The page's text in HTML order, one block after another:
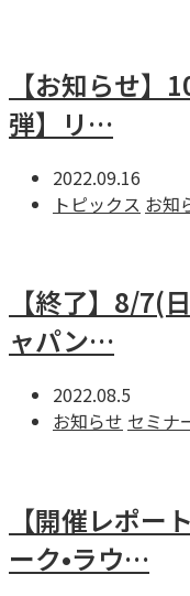
【お知らせ】
弾】リ…
2022.09.16
トピックス お知
【終了】8/7(
ャパン…
2022.08.5
お知らせ セミナ
【開催レポー
ーク•ラウ…